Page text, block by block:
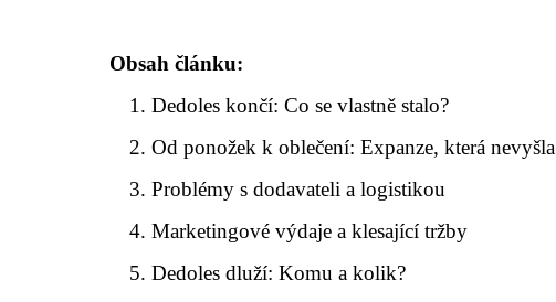
Obsah článku:
Dedoles končí: Co se vlastně stalo?
Od ponožek k oblečení: Expanze, která nevyšla
Problémy s dodavateli a logistikou
Marketingové výdaje a klesající tržby
Dedoles dluží: Komu a kolik?